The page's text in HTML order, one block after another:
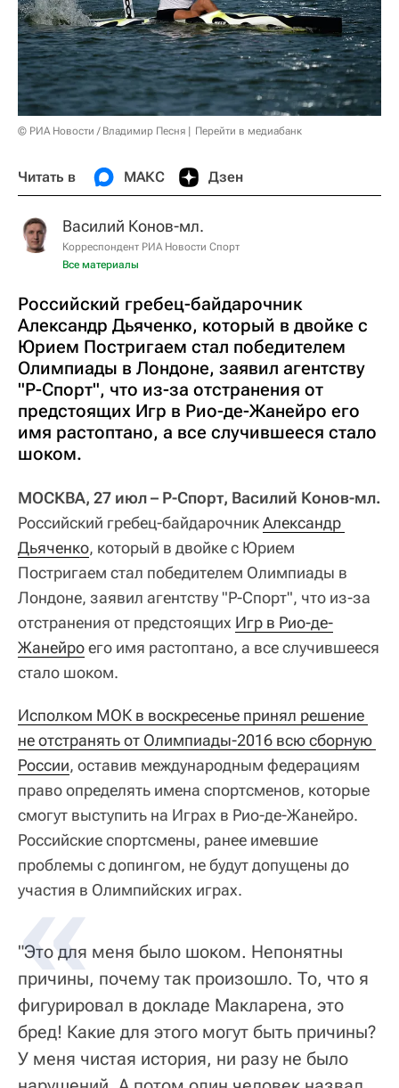
© РИА Новости / Владимир Песня Перейти в медиабанк
Читать в МАКС Дзен
Василий Конов-мл.
Корреспондент РИА Новости Спорт
Все материалы
Российский гребец-байдарочник
Александр Дьяченко, который в двойке с
Юрием Постригаем стал победителем
Олимпиады в Лондоне, заявил агентству
"Р-Спорт", что из-за отстранения от
предстоящих Игр в Рио-де-Жанейро его
имя растоптано, а все случившееся стало
шоком.
МОСКВА, 27 июл – Р-Спорт, Василий Конов-мл.
Российский гребец-байдарочникАлександр
Дьяченко, который в двойке с Юрием
Постригаем стал победителем Олимпиады в
Лондоне, заявил агентству "Р-Спорт", что из-за
отстранения от предстоящих Игр в Рио-де-
Жанейроего имя растоптано, а все случившееся
стало шоком.
Исполком МОК в воскресенье принял решение
не отстранять от Олимпиады-2016 всю сборную
России, оставив международным федерациям
право определять имена спортсменов, которые
смогут выступить на Играх в Рио-де-Жанейро.
Российские спортсмены, ранее имевшие
проблемы с допингом, не будут допущены до
участия в Олимпийских играх.
"Это для меня было шоком. Непонятны
причины, почему так произошло. То, что я
фигурировал в докладе Макларена, это
бред! Какие для этого могут быть причины?
У меня чистая история, ни разу не было